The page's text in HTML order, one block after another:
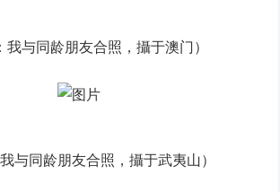
我与同龄朋友合照，攝于澳门）
我与同龄朋友合照，攝于武夷山）